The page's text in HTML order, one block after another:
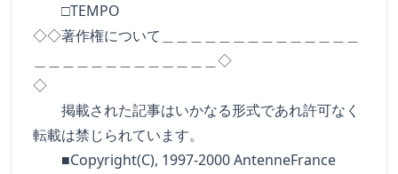
□TEMPO
◇◇著作権について＿＿＿＿＿＿＿＿＿＿＿＿＿＿
＿＿＿＿＿＿＿＿＿＿＿＿＿◇
◇
掲載された記事はいかなる形式であれ許可なく
転載は禁じられています。
■Copyright(C), 1997-2000 AntenneFrance